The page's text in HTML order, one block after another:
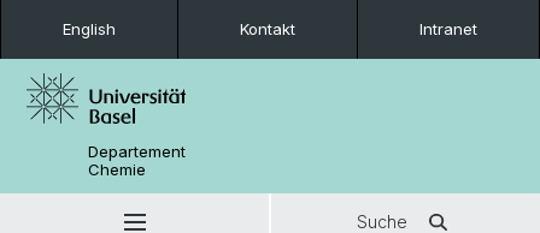
English Kontakt Intranet
Departement
Chemie
Suche